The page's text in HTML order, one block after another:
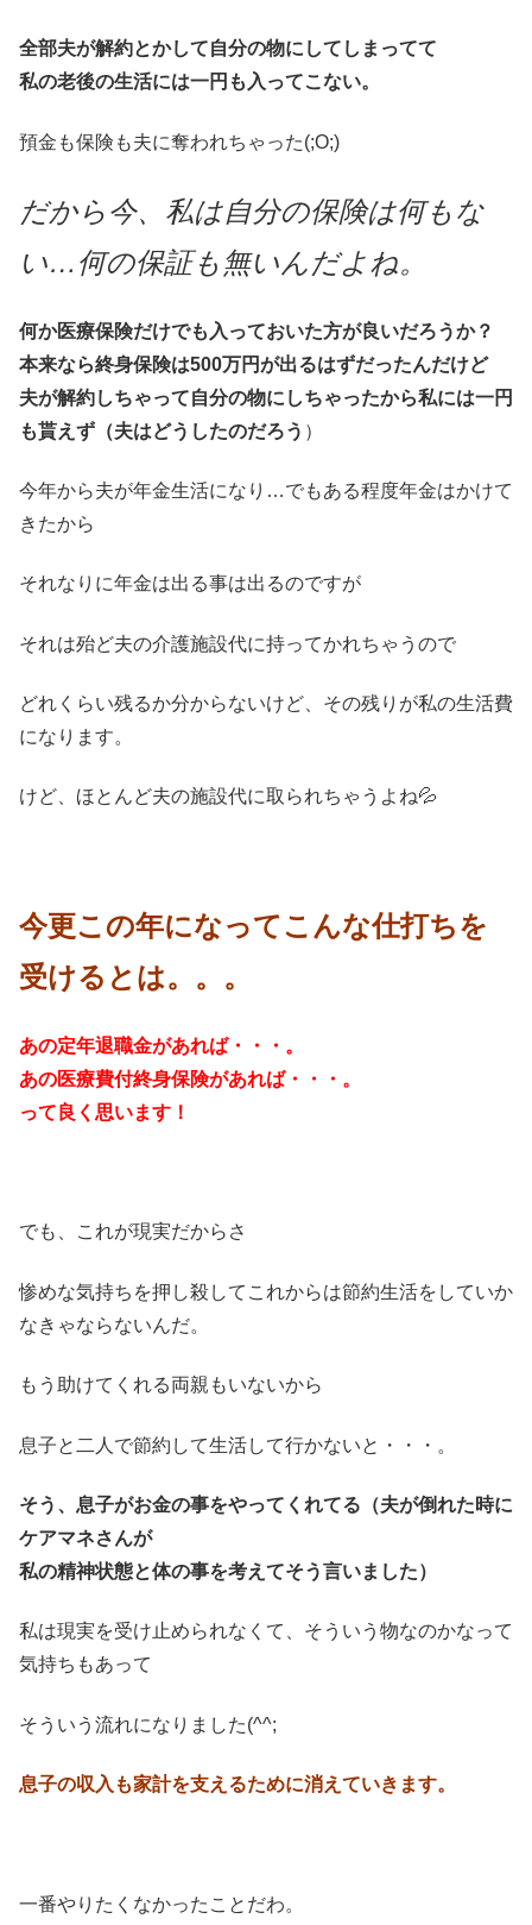
全部夫が解約とかして自分の物にしてしまってて
私の老後の生活には一円も入ってこない。
預金も保険も夫に奪われちゃった(;O;)
だから今、私は自分の保険は何もな
い…何の保証も無いんだよね。
何か医療保険だけでも入っておいた方が良いだろうか？
本来なら終身保険は500万円が出るはずだったんだけど
夫が解約しちゃって自分の物にしちゃったから私には一円
も貰えず（夫はどうしたのだろう ）
今年から夫が年金生活になり…でもある程度年金はかけて
きたから
それなりに年金は出る事は出るのですが
それは殆ど夫の介護施設代に持ってかれちゃうので
どれくらい残るか分からないけど、その残りが私の生活費
になります。
けど、ほとんど夫の施設代に取られちゃうよね💦
今更この年になってこんな仕打ちを
受けるとは。。。
あの定年退職金があれば・・・。
あの医療費付終身保険があれば・・・。
って良く思います！
でも、これが現実だからさ
惨めな気持ちを押し殺してこれからは節約生活をしていか
なきゃならないんだ。
もう助けてくれる両親もいないから
息子と二人で節約して生活して行かないと・・・。
そう、息子がお金の事をやってくれてる（夫が倒れた時に
ケアマネさんが
私の精神状態と体の事を考えてそう言いました）
私は現実を受け止められなくて、そういう物なのかなって
気持ちもあって
そういう流れになりました(^^;
息子の収入も家計を支えるために消えていきます。
一番やりたくなかったことだわ。